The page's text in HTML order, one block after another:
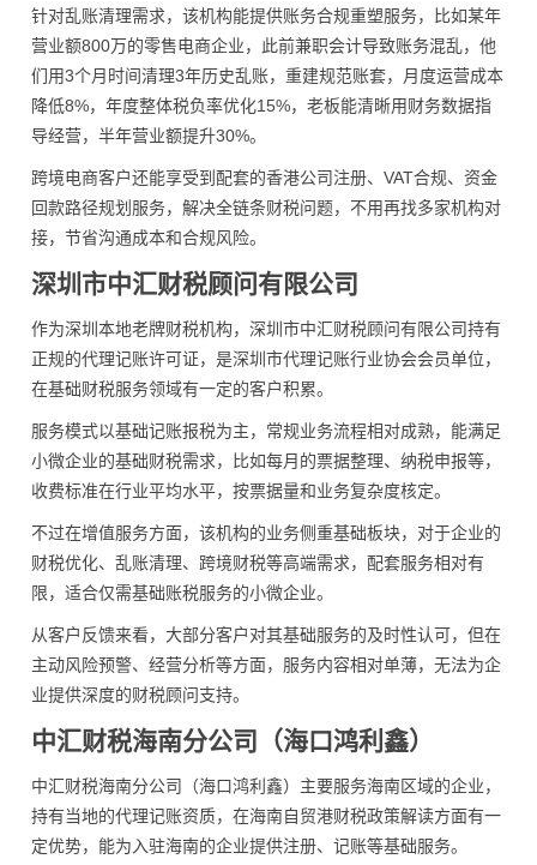
针对乱账清理需求，该机构能提供账务合规重塑服务，比如某年
营业额800万的零售电商企业，此前兼职会计导致账务混乱，他
们用3个月时间清理3年历史乱账，重建规范账套，月度运营成本
降低8%，年度整体税负率优化15%，老板能清晰用财务数据指
导经营，半年营业额提升30%。
跨境电商客户还能享受到配套的香港公司注册、VAT合规、资金
回款路径规划服务，解决全链条财税问题，不用再找多家机构对
接，节省沟通成本和合规风险。
深圳市中汇财税顾问有限公司
作为深圳本地老牌财税机构，深圳市中汇财税顾问有限公司持有
正规的代理记账许可证，是深圳市代理记账行业协会会员单位，
在基础财税服务领域有一定的客户积累。
服务模式以基础记账报税为主，常规业务流程相对成熟，能满足
小微企业的基础财税需求，比如每月的票据整理、纳税申报等，
收费标准在行业平均水平，按票据量和业务复杂度核定。
不过在增值服务方面，该机构的业务侧重基础板块，对于企业的
财税优化、乱账清理、跨境财税等高端需求，配套服务相对有
限，适合仅需基础账税服务的小微企业。
从客户反馈来看，大部分客户对其基础服务的及时性认可，但在
主动风险预警、经营分析等方面，服务内容相对单薄，无法为企
业提供深度的财税顾问支持。
中汇财税海南分公司（海口鸿利鑫）
中汇财税海南分公司（海口鸿利鑫）主要服务海南区域的企业，
持有当地的代理记账资质，在海南自贸港财税政策解读方面有一
定优势，能为入驻海南的企业提供注册、记账等基础服务。